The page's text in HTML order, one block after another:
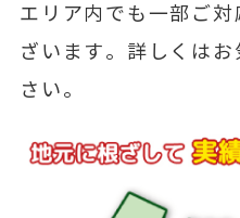
エリア内でも一部ご
ざいます。詳しくは
さい。